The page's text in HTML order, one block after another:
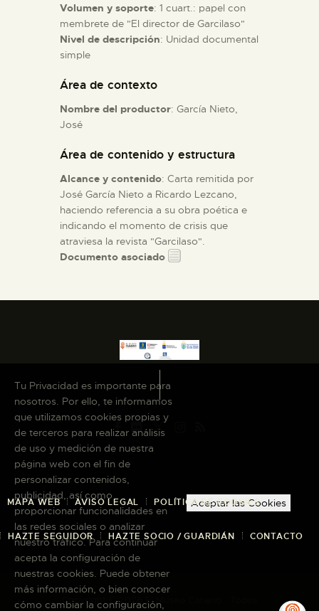
ESPAÑOL
Volumen y soporte: 1 cuart.: papel con
membrete de "El director de Garcilaso"
Nivel de descripción: Unidad documental
simple
Área de contexto
Nombre del productor: García Nieto,
José
Área de contenido y estructura
Alcance y contenido: Carta remitida por
José García Nieto a Ricardo Lezcano,
haciendo referencia a su obra poética e
indicando el momento de crisis que
atraviesa la revista "Garcilaso".
Documento asociado
MAPA WEB AVISO LEGAL POLÍTICA DE COOKIES
HAZTE SEGUIDOR HAZTE SOCIO / GUARDIÁN CONTACTO
Copyright © 2026 El Museo Canario · Todos
Tu Privacidad es importante para
nosotros. Por ello, te informamos
que utilizamos cookies propias y
de terceros para realizar análisis
de uso y medición de nuestra
página web con el fin de
personalizar contenidos,
publicidad, así como
proporcionar funcionalidades en
las redes sociales o analizar
nuestro tráfico. Para continuar
acepta la configuración de
nuestras cookies. Puede obtener
más información, o bien conocer
cómo cambiar la configuración,
Aceptar las Cookies